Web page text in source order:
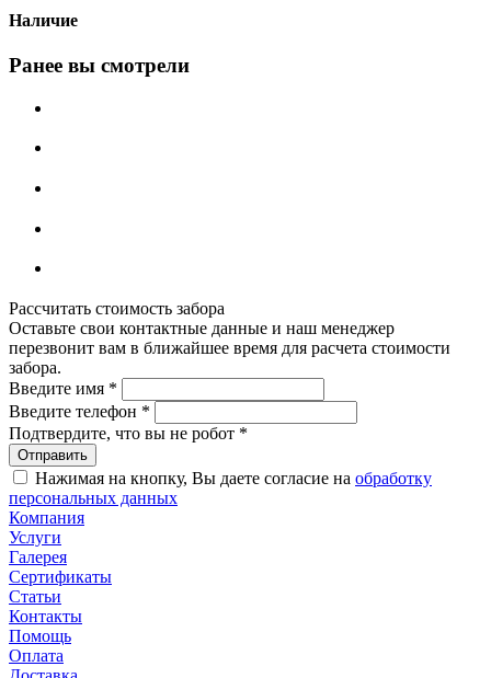
Наличие
Ранее вы смотрели
Рассчитать стоимость забора
Оставьте свои контактные данные и наш менеджер
перезвонит вам в ближайшее время для расчета стоимости
забора.
Введите имя *
Введите телефон *
Подтвердите, что вы не робот *
Нажимая на кнопку, Вы даете согласие на обработку
персональных данных
Компания
Услуги
Галерея
Сертификаты
Статьи
Контакты
Помощь
Оплата